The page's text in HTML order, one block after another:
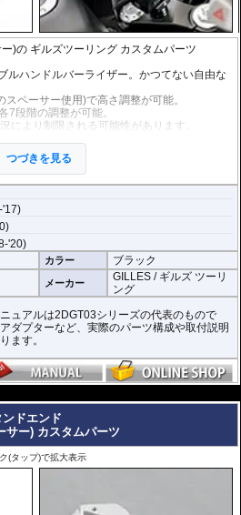
ー)の ギルズツーリング カスタムパーツ
ルハンドルバーライザー。かつてない自由な
スペーサー使用)で高さ調整が可能。
7段階の調整が可能。
により制限される可能性があります。
アルマイト処理を施した、見た目もにも美し
つづきを見る
'17)
'20)
カラー ブラック
メーカー
GILLES / ギルズ ツーリ
ング
ュアルは2DGT03シリーズの代表のもので
ダプターなど、実際のパーツ構成や取付説明
ます。
ドエンド
サー) カスタムパーツ
(タップ)で拡大表示